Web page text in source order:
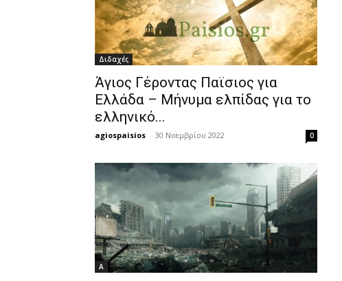
Διδαχές
Άγιος Γέροντας Παϊσιος για
Ελλάδα – Μήνυμα ελπίδας για το
ελληνικό...
agiospaisios - 30 Νοεμβρίου 2022 0
Α